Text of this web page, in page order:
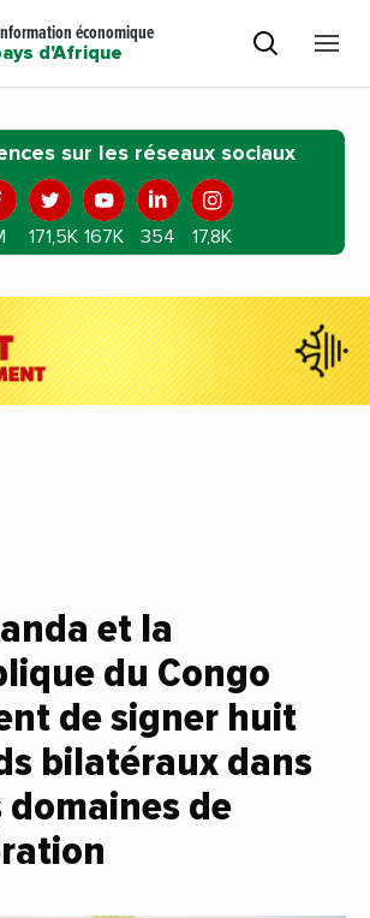
économique
d'Afrique
sur les réseaux sociaux
171,5K 167K 354 17,8K
et la
du Congo
de signer huit
bilatéraux dans
domaines de